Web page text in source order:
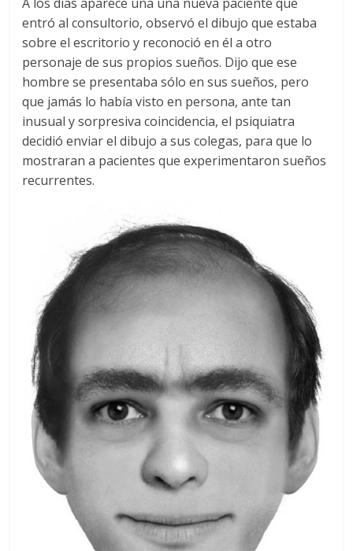
entró al consultorio, observó el dibujo que estaba
sobre el escritorio y reconoció en él a otro
personaje de sus propios sueños. Dijo que ese
hombre se presentaba sólo en sus sueños, pero
que jamás lo había visto en persona, ante tan
inusual y sorpresiva coincidencia, el psiquiatra
decidió enviar el dibujo a sus colegas, para que lo
mostraran a pacientes que experimentaron sueños
recurrentes.